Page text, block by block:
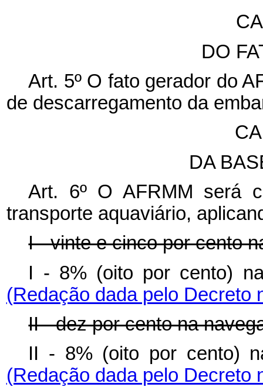
DO
Art. 5º O fato gerador do
de descarregamento da
DA
Art. 6º O AFRMM será
transporte aquaviário,
I - vinte e cinco por cento
I - 8% (oito por cento)
(Redação dada pelo Decreto
II - dez por cento na
II - 8% (oito por
(Redação dada pelo Decreto